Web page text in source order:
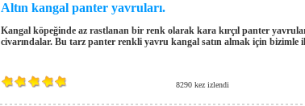
Altın kangal panter yavruları.
Kangal köpeğinde az rastlanan bir renk olarak kara kırçıl panter
civarındalar. Bu tarz panter renkli yavru kangal satın almak için bizimle
8290 kez izlendi